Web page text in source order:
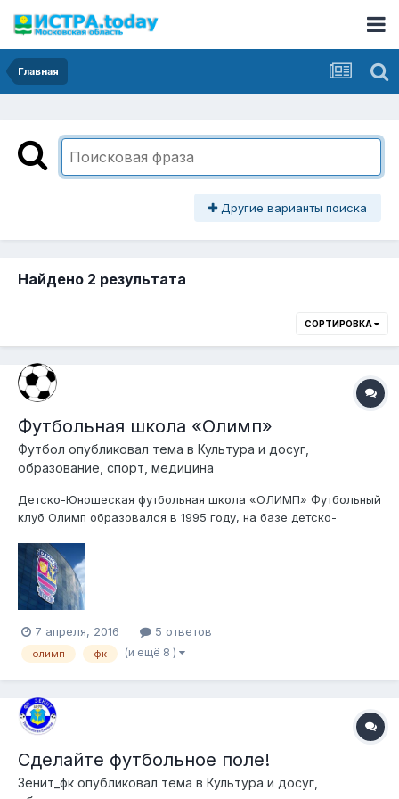
Главная
Другие варианты поиска
Найдено 2 результата
СОРТИРОВКА
Футбольная школа «Олимп»
Футбол опубликовал тема в Культура и досуг,
образование, спорт, медицина
Детско-Юношеская футбольная школа «ОЛИМП» Футбольный
клуб Олимп образовался в 1995 году, на базе детско-
Слободы, в Истринском районе Подмосковья. С течением
времени, некоторое время Олимп переживал не лучшие
времена и как...
7 апреля, 2016 5 ответов
олимп фк (и ещё 8 )
Сделайте футбольное поле!
Зенит_фк опубликовал тема в Культура и досуг,